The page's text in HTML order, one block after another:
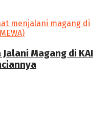
Magang di KAI